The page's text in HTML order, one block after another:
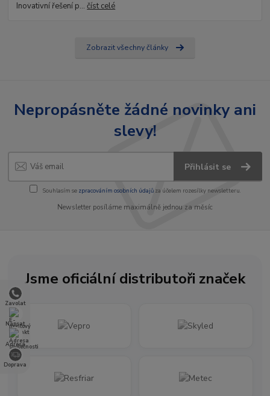
Zavolat
Napsat
Adresa
Doprava
Inovativní řešení p...číst celé
Zobrazit všechny články
Nepropásněte žádné novinky ani
slevy!
Přihlásit se
Souhlasím se zpracováním osobních údajůza účelem rozesílky newsletteru.
Newsletter posíláme maximálně jednou za měsíc
Jsme oficiální distributoři značek